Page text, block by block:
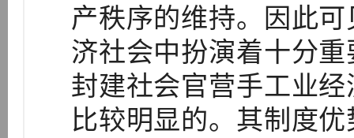
产秩序的维持。因此
济社会中扮演着十分
封建社会官营手工业
比较明显的。其制度